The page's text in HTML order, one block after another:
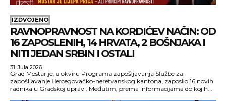
IZDVOJENO
RAVNOPRAVNOST NA KORDIĆEV NAČIN: OD
16 ZAPOSLENIH, 14 HRVATA, 2 BOŠNJAKA I
NITI JEDAN SRBIN I OSTALI
31. Jula 2026.
Grad Mostar je, u okviru Programa zapošljavanja Službe za
zapošljavanje Hercegovačko-neretvanskog kantona, zaposlio 16 novih
radnika u Gradskoj upravi. Međutim, prema informacijama do kojih...